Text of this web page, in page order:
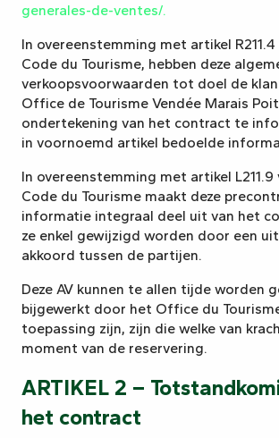
generales-de-ventes/.
In overeenstemming met artikel R211.4
Code du Tourisme, hebben deze
verkoopsvoorwaarden tot doel de
Office de Tourisme Vendée Marais
ondertekening van het contract te
in voornoemd artikel bedoelde
In overeenstemming met artikel L211.9
Code du Tourisme maakt deze
informatie integraal deel uit van het
ze enkel gewijzigd worden door een
akkoord tussen de partijen.
Deze AV kunnen te allen tijde worden
bijgewerkt door het Office du
toepassing zijn, zijn die welke van
moment van de reservering.
ARTIKEL 2 –
het contract